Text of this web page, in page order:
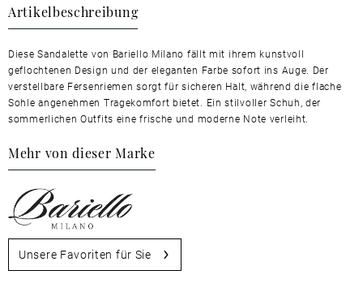
Artikelbeschreibung
Diese Sandalette von Bariello Milano fällt mit ihrem kunstvoll
geflochtenen Design und der eleganten Farbe sofort ins Auge. Der
verstellbare Fersenriemen sorgt für sicheren Halt, während die flache
Sohle angenehmen Tragekomfort bietet. Ein stilvoller Schuh, der
sommerlichen Outfits eine frische und moderne Note verleiht.
Mehr von dieser Marke
Unsere Favoriten für Sie